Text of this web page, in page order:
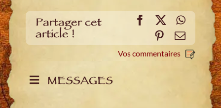
Partager cet
article !
Facebook
X
Pinterest
E-
mail
Vos commentaires
MESSAGES